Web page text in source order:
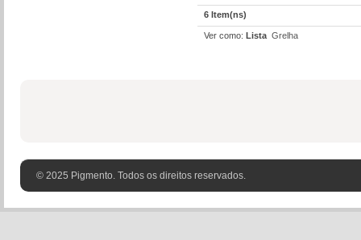
6 Item(ns)
Ver como: Lista Grelha
© 2025 Pigmento. Todos os direitos reservados.